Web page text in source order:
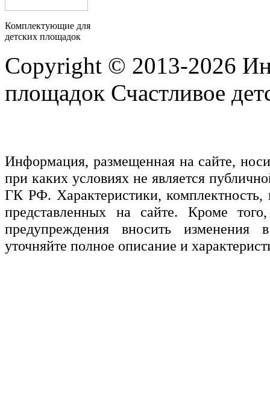
Комплектующие для
детских площадок
Copyright © 2013-2026
площадок Счастливое
Информация, размещенная на сайте,
при каких условиях не является
ГК РФ. Характеристики,
представленных на сайте. Кроме
предупреждения вносить изменения
уточняйте полное описание и